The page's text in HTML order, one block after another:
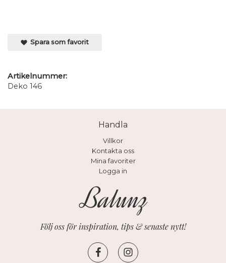
Spara som favorit
Artikelnummer:
Deko 146
Handla
Villkor
Kontakta oss
Mina favoriter
Logga in
Följ oss för inspiration, tips & senaste nytt!